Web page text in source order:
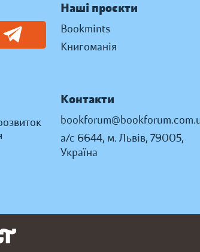
Наші проєкти
Bookmints
Книгоманія
Контакти
а/с 6644, м. Львів, 79005,
Україна